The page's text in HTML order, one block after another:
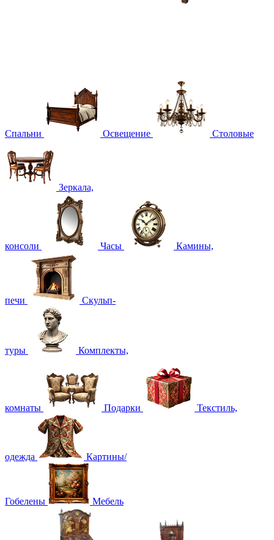
Спальни Освещение Столовые
Зеркала,
консоли Часы Камины,
печи Скульп-
туры Комплекты,
комнаты Подарки Текстиль,
одежда Картины/
Гобелены Мебель